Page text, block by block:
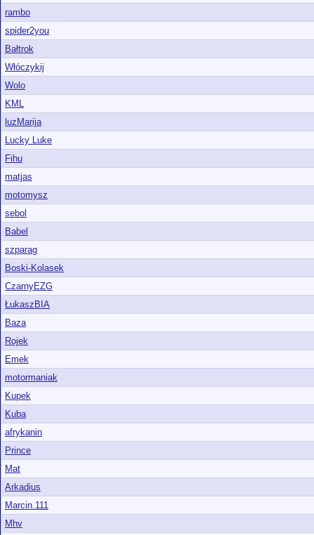
rambo
spider2you
Bałtrok
Włóczykij
Wolo
KML
luzMarija
Lucky Luke
Fihu
matjas
motomysz
sebol
Babel
szparag
Boski-Kolasek
CzarnyEZG
ŁukaszBIA
Baza
Rojek
Emek
motormaniak
Kupek
Kuba
afrykanin
Prince
Mat
Arkadius
Marcin.111
Mhv